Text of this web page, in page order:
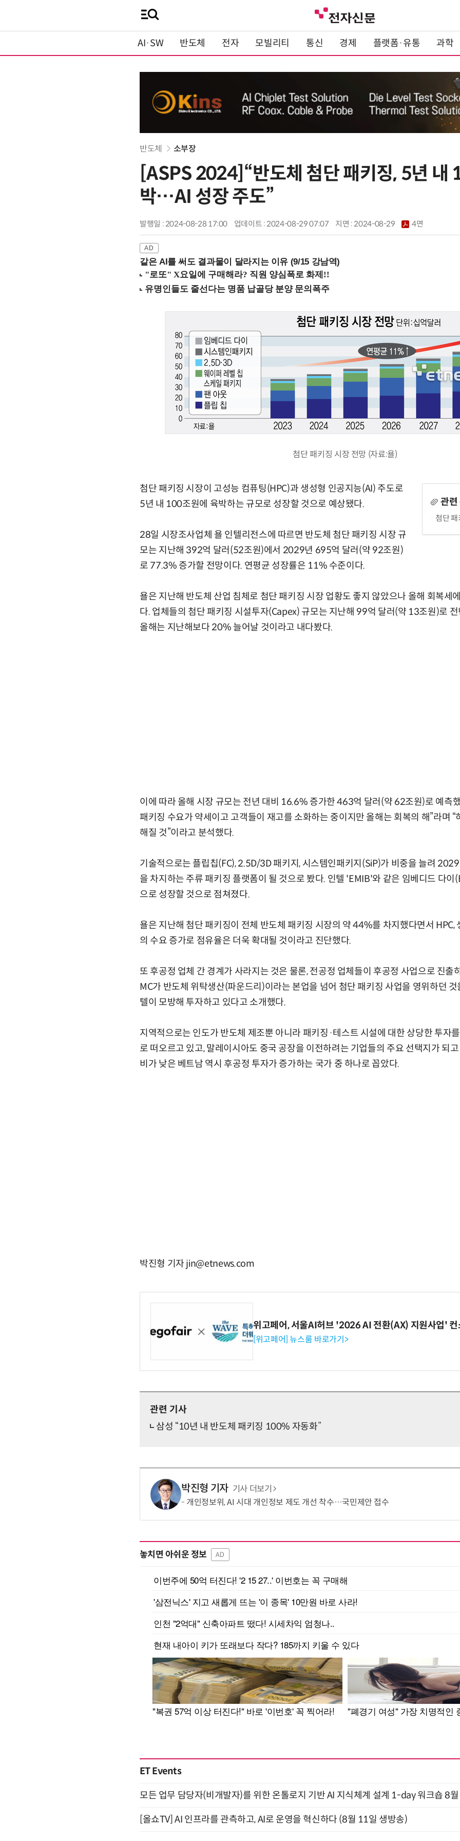
AI·SW 반도체 전자 모빌리티 통신 경제 플랫폼·유통 과학
반도체 소부장
[ASPS 2024]“반도체 첨단 패키징, 5년 내
박…AI 성장 주도”
발행일 : 2024-08-28 17:00 업데이트 : 2024-08-29 07:07 지면 :2024-08-29 4면
같은 AI를 써도 결과물이 달라지는 이유 (9/15 강남역)
첨단 패키징 시장 전망 (자료:욜)
관련
첨단
첨단 패키징 시장이 고성능 컴퓨팅(HPC)과 생성형 인공지능(AI) 주도로
5년 내 100조원에 육박하는 규모로 성장할 것으로 예상됐다.
28일 시장조사업체 욜 인텔리전스에 따르면 반도체 첨단 패키징 시장 규
모는 지난해 392억 달러(52조원)에서 2029년 695억 달러(약 92조원)
로 77.3% 증가할 전망이다. 연평균 성장률은 11% 수준이다.
욜은 지난해 반도체 산업 침체로 첨단 패키징 시장 업황도 좋지 않았으나 올해 회복세
다. 업체들의 첨단 패키징 시설투자(Capex) 규모는 지난해 99억 달러(약 13조원)로
올해는 지난해보다 20% 늘어날 것이라고 내다봤다.
이에 따라 올해 시장 규모는 전년 대비 16.6% 증가한 463억 달러(약 62조원)로 예측
패키징 수요가 약세이고 고객들이 재고를 소화하는 중이지만 올해는 회복의 해”라며 “
해질 것”이라고 분석했다.
기술적으로는 플립칩(FC), 2.5D/3D 패키지, 시스템인패키지(SiP)가 비중을 늘려
을 차지하는 주류 패키징 플랫폼이 될 것으로 봤다. 인텔 'EMIB'와 같은 임베디드 다이
으로 성장할 것으로 점쳐졌다.
욜은 지난해 첨단 패키징이 전체 반도체 패키징 시장의 약 44%를 차지했다면서 HPC,
의 수요 증가로 점유율은 더욱 확대될 것이라고 진단했다.
또 후공정 업체 간 경계가 사라지는 것은 물론, 전공정 업체들이 후공정 사업으로 진출
MC가 반도체 위탁생산(파운드리)이라는 본업을 넘어 첨단 패키징 사업을 영위하던 것
텔이 모방해 투자하고 있다고 소개했다.
지역적으로는 인도가 반도체 제조뿐 아니라 패키징·테스트 시설에 대한 상당한 투자
로 떠오르고 있고, 말레이시아도 중국 공장을 이전하려는 기업들의 주요 선택지가 되
비가 낮은 베트남 역시 후공정 투자가 증가하는 국가 중 하나로 꼽았다.
박진형 기자 jin@etnews.com
위고페어, 서울AI허브 '2026 AI 전환(AX) 지원사업' 컨
[위고페어] 뉴스룸 바로가기>
관련 기사
삼성 “10년 내 반도체 패키징 100% 자동화”
박진형 기자 기사 더보기
개인정보위, AI 시대 개인정보 제도 개선 착수…국민제안 접수
놓치면 아쉬운 정보 AD
ET Events
모든 업무 담당자(비개발자)를 위한 온톨로지 기반 AI 지식체계 설계 1-day 워크숍 8월
[올쇼TV] AI 인프라를 관측하고, AI로 운영을 혁신하다 (8월 11일 생방송)